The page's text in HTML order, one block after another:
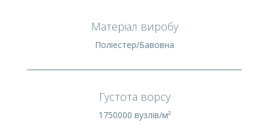
Матеріал виробу
Поліестер/Бавовна
Густота ворсу
1750000 вузлів/м²